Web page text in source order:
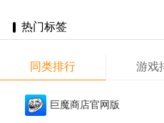
热门标签
同类排行 游戏
巨魔商店官网版